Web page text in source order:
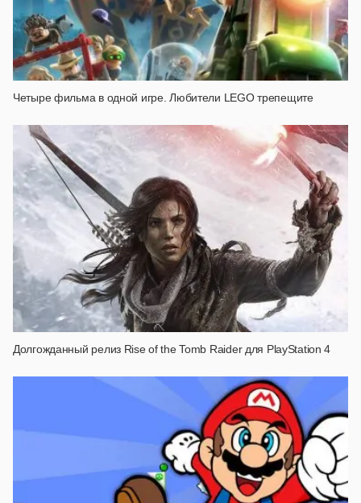
Четыре фильма в одной игре. Любители LEGO трепещите
Долгожданный релиз Rise of the Tomb Raider для PlayStation 4